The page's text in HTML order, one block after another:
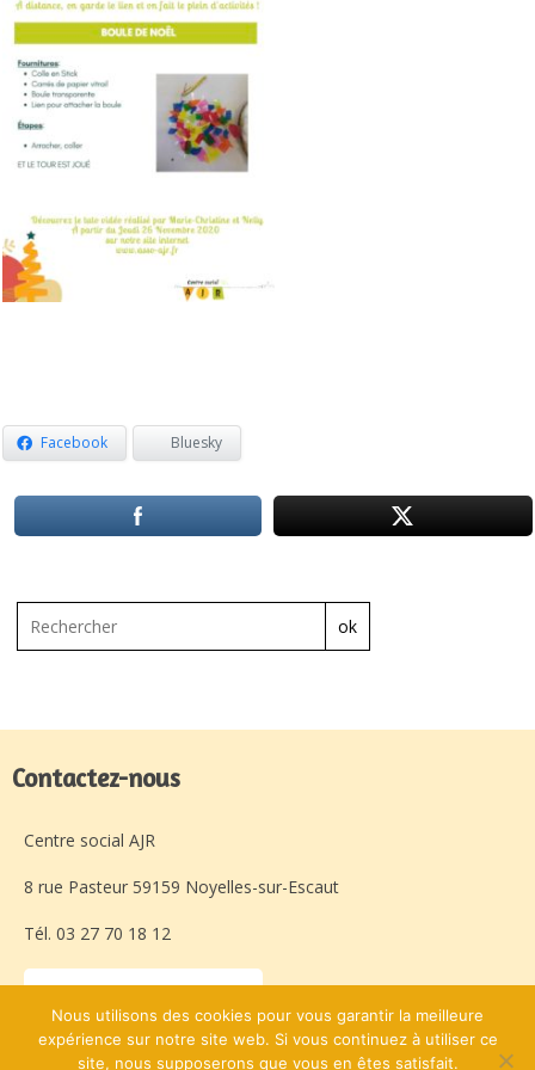
Facebook Bluesky
ok
Contactez-nous
Centre social AJR
8 rue Pasteur 59159 Noyelles-sur-Escaut
Tél. 03 27 70 18 12
Laissez-nous un message
Nous utilisons des cookies pour vous garantir la meilleure
expérience sur notre site web. Si vous continuez à utiliser ce
site, nous supposerons que vous en êtes satisfait.